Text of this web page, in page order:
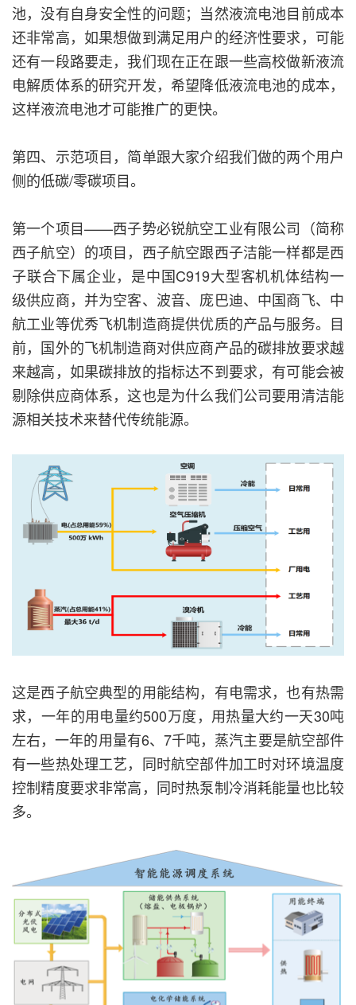
池，没有自身安全性的问题；当然液流电池目前成本
还非常高，如果想做到满足用户的经济性要求，可能
还有一段路要走，我们现在正在跟一些高校做新液流
电解质体系的研究开发，希望降低液流电池的成本，
这样液流电池才可能推广的更快。
第四、示范项目，简单跟大家介绍我们做的两个用户
侧的低碳/零碳项目。
第一个项目——西子势必锐航空工业有限公司（简称
西子航空）的项目，西子航空跟西子洁能一样都是西
子联合下属企业，是中国C919大型客机机体结构一
级供应商，并为空客、波音、庞巴迪、中国商飞、中
航工业等优秀飞机制造商提供优质的产品与服务。目
前，国外的飞机制造商对供应商产品的碳排放要求越
来越高，如果碳排放的指标达不到要求，有可能会被
剔除供应商体系，这也是为什么我们公司要用清洁能
源相关技术来替代传统能源。
这是西子航空典型的用能结构，有电需求，也有热需
求，一年的用电量约500万度，用热量大约一天30吨
左右，一年的用量有6、7千吨，蒸汽主要是航空部件
有一些热处理工艺，同时航空部件加工时对环境温度
控制精度要求非常高，同时热泵制冷消耗能量也比较
多。